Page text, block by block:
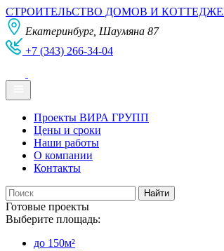
СТРОИТЕЛЬСТВО ДОМОВ И
Екатеринбург, Шаумяна 87
+7 (343) 266-34-04
Проекты ВИРА ГРУПП
Цены и сроки
Наши работы
О компании
Контакты
Готовые проекты
Выберите площадь:
до 150м²